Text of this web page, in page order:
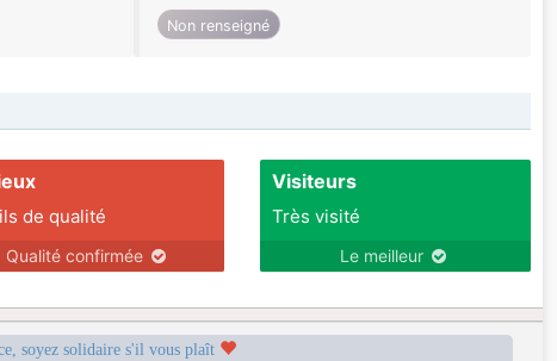
Non renseigné
de qualité
Qualité confirmée
Visiteurs
Très visité
Le meilleur
soyez solidaire s'il vous plaît